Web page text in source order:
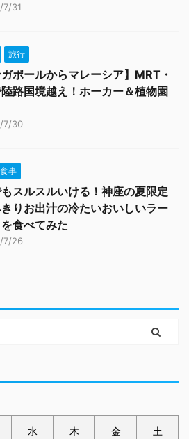
7/31
旅行
ガポールからマレーシア】MRT・
路国境越え！ホーカー＆植物園
7/30
食事
スルスルいける！神座の夏限定
きりお出汁の冷たいおいしいラー
食べてみた
7/26
水 木 金 土